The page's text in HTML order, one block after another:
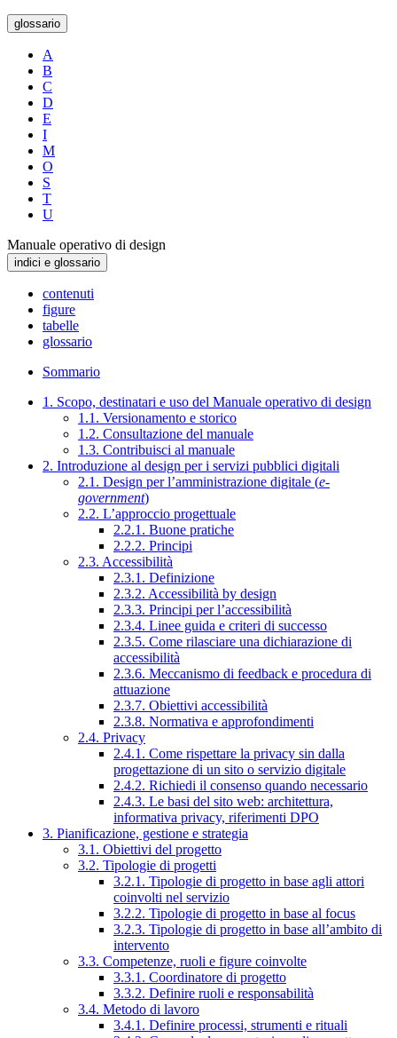
glossario
A
B
C
D
E
I
M
O
S
T
U
Manuale operativo di design
indici e glossario
contenuti
figure
tabelle
glossario
Sommario
1. Scopo, destinatari e uso del Manuale operativo di design
1.1. Versionamento e storico
1.2. Consultazione del manuale
1.3. Contribuisci al manuale
2. Introduzione al design per i servizi pubblici digitali
2.1. Design per l’amministrazione digitale (e-
government)
2.2. L’approccio progettuale
2.2.1. Buone pratiche
2.2.2. Principi
2.3. Accessibilità
2.3.1. Definizione
2.3.2. Accessibilità by design
2.3.3. Principi per l’accessibilità
2.3.4. Linee guida e criteri di successo
2.3.5. Come rilasciare una dichiarazione di
accessibilità
2.3.6. Meccanismo di feedback e procedura di
attuazione
2.3.7. Obiettivi accessibilità
2.3.8. Normativa e approfondimenti
2.4. Privacy
2.4.1. Come rispettare la privacy sin dalla
progettazione di un sito o servizio digitale
2.4.2. Richiedi il consenso quando necessario
2.4.3. Le basi del sito web: architettura,
informativa privacy, riferimenti DPO
3. Pianificazione, gestione e strategia
3.1. Obiettivi del progetto
3.2. Tipologie di progetti
3.2.1. Tipologie di progetto in base agli attori
coinvolti nel servizio
3.2.2. Tipologie di progetto in base al focus
3.2.3. Tipologie di progetto in base all’ambito di
intervento
3.3. Competenze, ruoli e figure coinvolte
3.3.1. Coordinatore di progetto
3.3.2. Definire ruoli e responsabilità
3.4. Metodo di lavoro
3.4.1. Definire processi, strumenti e rituali